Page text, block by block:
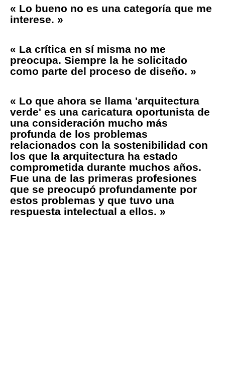
« Lo bueno no es una categoría que me
interese. »
« La crítica en sí misma no me
preocupa. Siempre la he solicitado
como parte del proceso de diseño. »
« Lo que ahora se llama 'arquitectura
verde' es una caricatura oportunista de
una consideración mucho más
profunda de los problemas
relacionados con la sostenibilidad con
los que la arquitectura ha estado
comprometida durante muchos años.
Fue una de las primeras profesiones
que se preocupó profundamente por
estos problemas y que tuvo una
respuesta intelectual a ellos. »